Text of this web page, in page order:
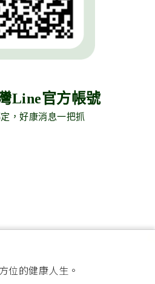
Line官方帳號
，好康消息一把抓
位的健康人生。